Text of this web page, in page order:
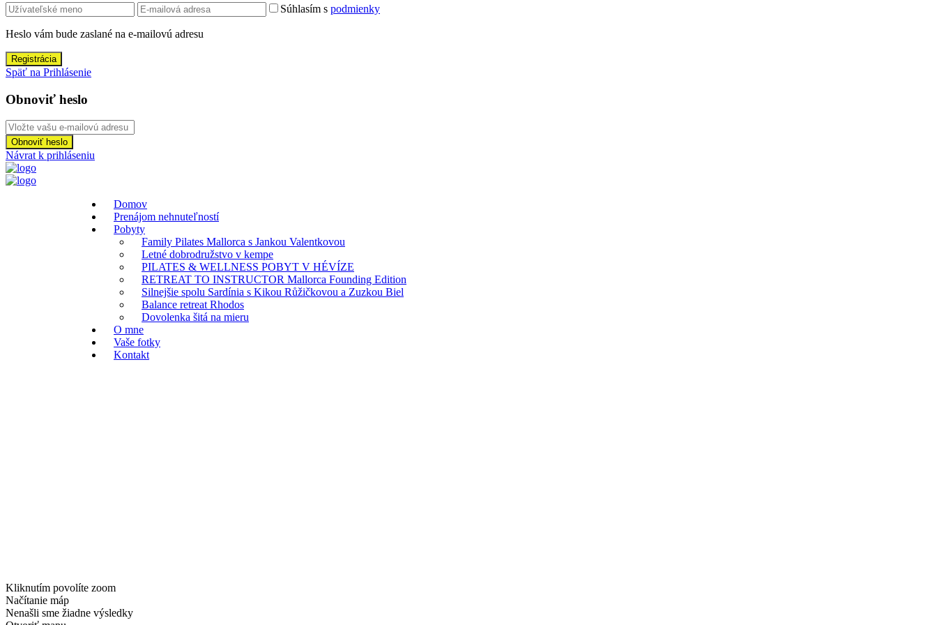
Súhlasím s podmienky
Heslo vám bude zaslané na e-mailovú adresu
Registrácia
Späť na Prihlásenie
Obnoviť heslo
Obnoviť heslo
Návrat k prihláseniu
Domov
Prenájom nehnuteľností
Pobyty
Family Pilates Mallorca s Jankou Valentkovou
Letné dobrodružstvo v kempe
PILATES & WELLNESS POBYT V HÉVÍZE
RETREAT TO INSTRUCTOR Mallorca Founding Edition
Silnejšie spolu Sardínia s Kikou Růžičkovou a Zuzkou Biel
Balance retreat Rhodos
Dovolenka šitá na mieru
O mne
Vaše fotky
Kontakt
Kliknutím povolíte zoom
Načítanie máp
Nenašli sme žiadne výsledky